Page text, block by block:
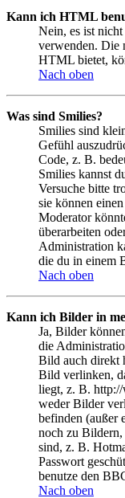
Kann ich HTML
Nein, es ist
verwenden. Die
HTML bietet,
Nach oben
Was sind Smilies?
Smilies sind
Gefühl
Code, z. B.
Smilies kannst
Versuche bitte
sie können
Moderator
überarbeiten
Administration
die du in einem
Nach oben
Kann ich Bilder in
Ja, Bilder
die
Bild auch direkt
Bild verlinken,
liegt, z. B.
weder Bilder
befinden (außer
noch zu
sind, z. B.
Passwort
benutze den
Nach oben